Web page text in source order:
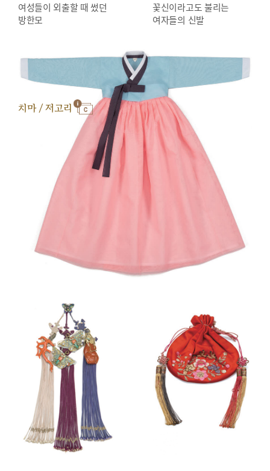
여성들이 외출할 때 썼던
방한모
꽃신이라고도 불리는
여자들의 신발
치마 / 저고리